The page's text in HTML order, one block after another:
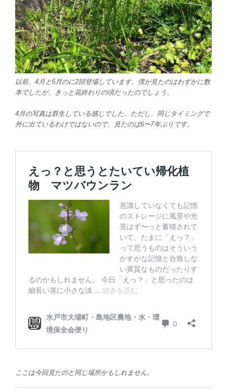
以前、4月と5月のに2回登場しています。僕が見たのはわずかに数
本でしたが、きっと花終わりの頃だったのでしょう。
4月の写真は群生している感じでした。ただし、同じタイミングで
外に出ているわけではないので、見たのは6〜7年ぶりです。
ここは今回見たのと同じ場所かもしれません。